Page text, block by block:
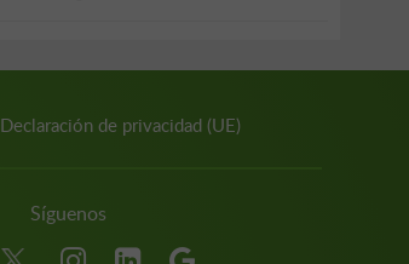
Declaración de privacidad (UE)
Síguenos